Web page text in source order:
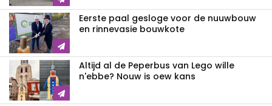
Eerste paal gesloge voor de nuuwbouw
en rinnevasie bouwkote
Altijd al de Peperbus van Lego wille
n'ebbe? Nouw is oew kans